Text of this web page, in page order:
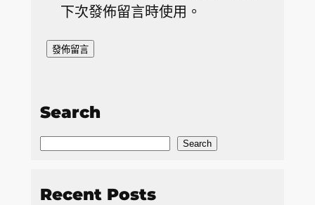
下次發佈留言時使用。
Search
S
a
Search
Recent Posts